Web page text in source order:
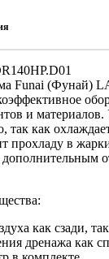
Funai (Фунай)
и
так как
прохладу в
как сзади,
дренажа как